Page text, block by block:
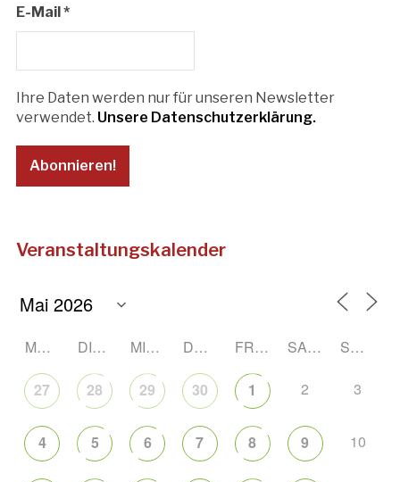
E-Mail*
Ihre Daten werden nur für unseren Newsletter
verwendet. Unsere Datenschutzerklärung.
Veranstaltungskalender
MONTAG DIENSTAG MITTWOCH DONNERSTAG FREITAG SAMSTAG SONNTAG
27 28 29 30 1 2 3
4 5 6 7 8 9 10